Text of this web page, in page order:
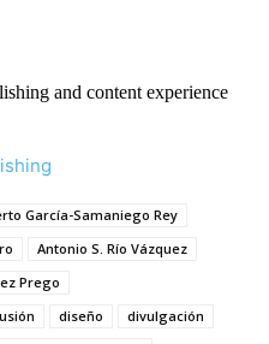
García-Samaniego Rey
Antonio S. Río Vázquez
Prego
diseño
divulgación